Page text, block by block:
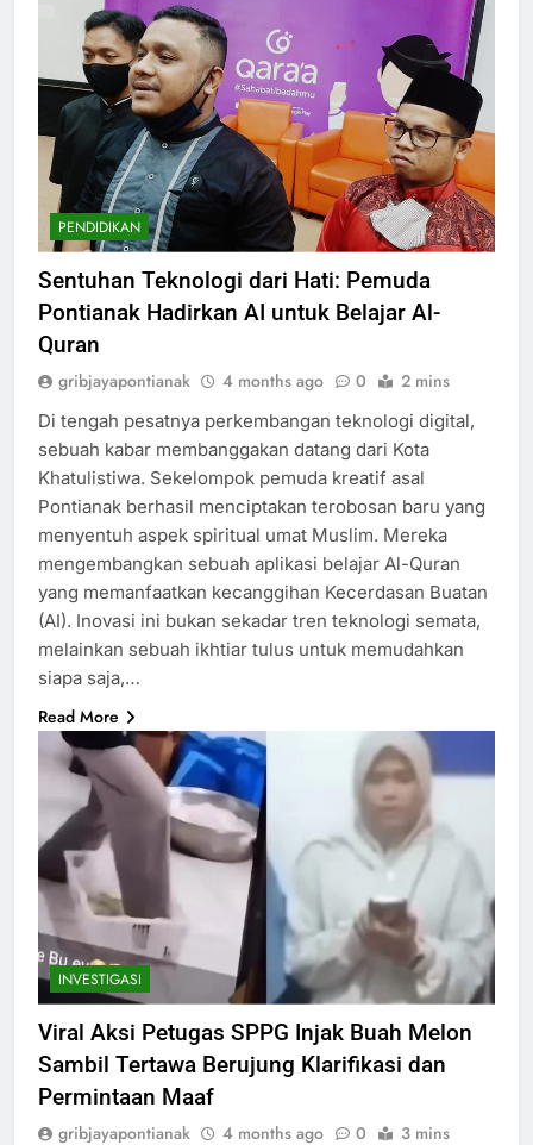
PENDIDIKAN
Sentuhan Teknologi dari Hati: Pemuda
Pontianak Hadirkan AI untuk Belajar Al-
Quran
gribjayapontianak 4 months ago 0 2 mins
Di tengah pesatnya perkembangan teknologi digital,
sebuah kabar membanggakan datang dari Kota
Khatulistiwa. Sekelompok pemuda kreatif asal
Pontianak berhasil menciptakan terobosan baru yang
menyentuh aspek spiritual umat Muslim. Mereka
mengembangkan sebuah aplikasi belajar Al-Quran
yang memanfaatkan kecanggihan Kecerdasan Buatan
(AI). Inovasi ini bukan sekadar tren teknologi semata,
melainkan sebuah ikhtiar tulus untuk memudahkan
siapa saja,…
Read More
INVESTIGASI
Viral Aksi Petugas SPPG Injak Buah Melon
Sambil Tertawa Berujung Klarifikasi dan
Permintaan Maaf
gribjayapontianak 4 months ago 0 3 mins